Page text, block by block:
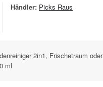
Händler: Picks Raus
2in1, Frischetraum oder
ml